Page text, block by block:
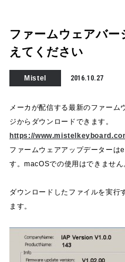
ファームウェアバ
えてください
Mistel 2016.10.27
メーカが配信する最新のファーム
ジからダウンロードできます。
https://
ファームウェアアップデーター
す。macOSでの使用はできません
ダウンロードしたファイルを実行
ます。